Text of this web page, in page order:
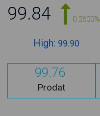
99.84 0.2600%
High: 99.90
99.76
Prodat